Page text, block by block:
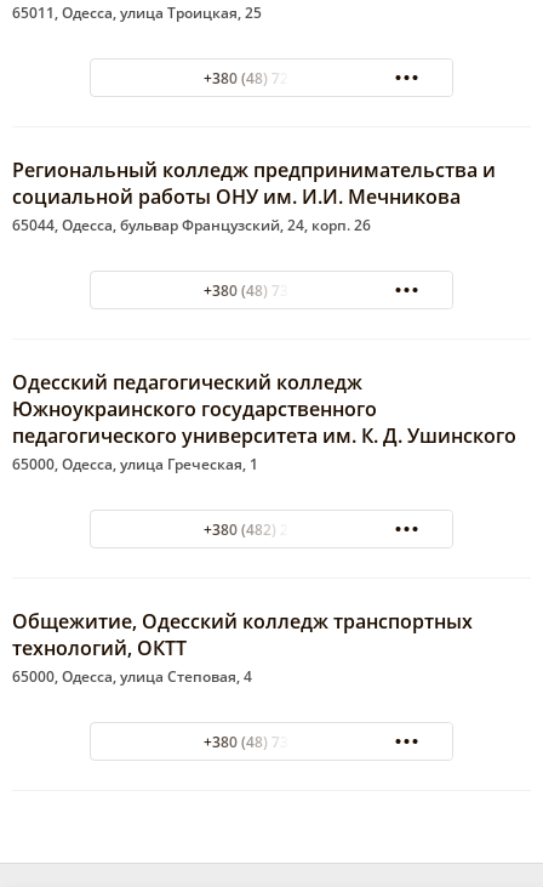
65011, Одесса, улица Троицкая, 25
+380 (48) 722-72-91
Региональный колледж предпринимательства и
социальной работы ОНУ им. И.И. Мечникова
65044, Одесса, бульвар Французский, 24, корп. 26
+380 (48) 734-01-23
Одесский педагогический колледж
Южноукраинского государственного
педагогического университета им. К. Д. Ушинского
65000, Одесса, улица Греческая, 1
+380 (482) 22-03-89
Общежитие, Одесский колледж транспортных
технологий, ОКТТ
65000, Одесса, улица Степовая, 4
+380 (48) 732-28-32